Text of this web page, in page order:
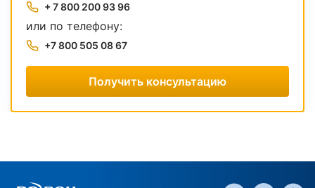
+ 7 800 200 93 96
или по телефону:
+7 800 505 08 67
Получить консультацию